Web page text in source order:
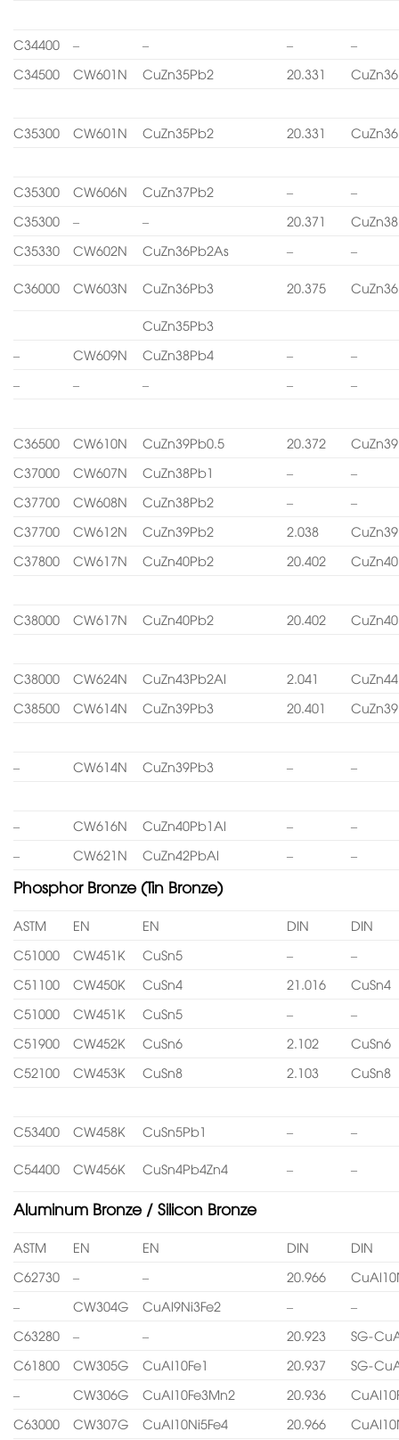
C34400 – – –
–
C34500
CW601N CuZn35Pb2 20.331
C35300 CW601N CuZn35Pb2 20.331
C35300 CW606N CuZn37Pb2 –
–
C35300
– – 20.371
C35330
CW602N CuZn36Pb2As – –
C36000 CW603N CuZn36Pb3 20.375
CuZn35Pb3
–
CW609N CuZn38Pb4 –
–
–
– – – –
C36500 CW610N CuZn39Pb0.5 20.372
C37000
CW607N CuZn38Pb1 –
–
C37700
CW608N CuZn38Pb2 –
–
C37700
CW612N CuZn39Pb2 2.038
C37800
CW617N CuZn40Pb2 20.402
C38000 CW617N CuZn40Pb2 20.402
C38000 CW624N CuZn43Pb2Al 2.041
C38500
CW614N CuZn39Pb3 20.401
– CW614N CuZn39Pb3 – –
– CW616N CuZn40Pb1Al –
–
–
CW621N CuZn42PbAl – –
Phosphor Bronze (Tin Bronze)
ASTM EN EN DIN
DIN
C51000
CW451K CuSn5 –
–
C51100
CW450K CuSn4 21.016
CuSn4
C51000
CW451K CuSn5 –
–
C51900
CW452K CuSn6 2.102
CuSn6
C52100
CW453K CuSn8 2.103 CuSn8
C53400 CW458K CuSn5Pb1 – –
C54400 CW456K CuSn4Pb4Zn4 – –
Aluminum Bronze / Silicon Bronze
ASTM EN EN DIN
DIN
C62730
– – 20.966
–
CW304G CuAl9Ni3Fe2 –
–
C63280
– – 20.923
SG-
C61800
CW305G CuAl10Fe1 20.937
SG-
–
CW306G CuAl10Fe3Mn2 20.936
C63000
CW307G CuAl10Ni5Fe4 20.966